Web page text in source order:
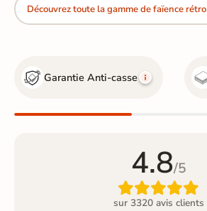
Découvrez toute la gamme de faïence rétro
Garantie Anti-casse
4.8/5

sur 3320 avis clients